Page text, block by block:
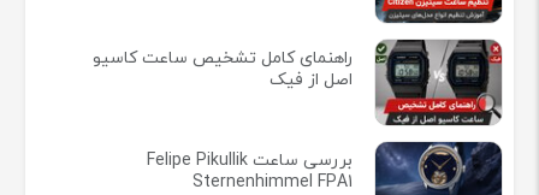
راهنمای کامل تشخیص ساعت کاسیو
اصل از فیک
بررسی ساعت Felipe Pikullik
Sternenhimmel FPA1